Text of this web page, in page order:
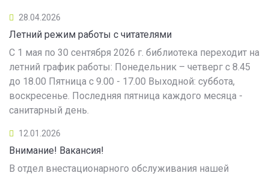
28.04.2026
Летний режим работы с читателями
С 1 мая по 30 сентября 2026 г. библиотека переходит на
летний график работы: Понедельник – четверг с 8.45
до 18.00 Пятница с 9.00 - 17.00 Выходной: суббота,
воскресенье. Последняя пятница каждого месяца -
санитарный день.
12.01.2026
Внимание! Вакансия!
В отдел внестационарного обслуживания нашей